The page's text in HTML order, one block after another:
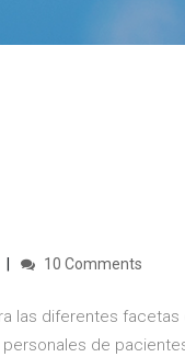
10 Comments
las diferentes
de